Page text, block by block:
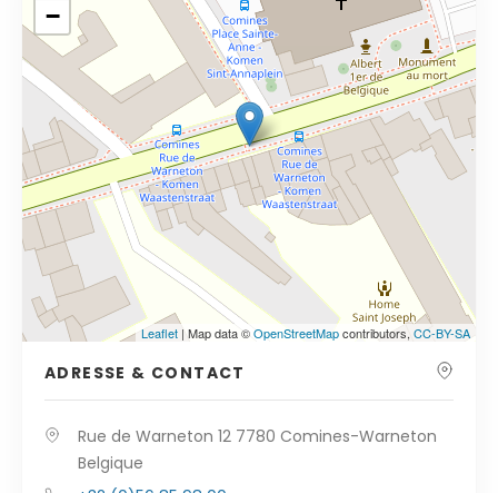
Cliquez sur le bouton pour afficher la carte.
Voir la carte
−
Leaflet | Map data ©OpenStreetMapcontributors, CC-BY-SA
ADRESSE & CONTACT
Rue de Warneton 12 7780 Comines-Warneton
Belgique